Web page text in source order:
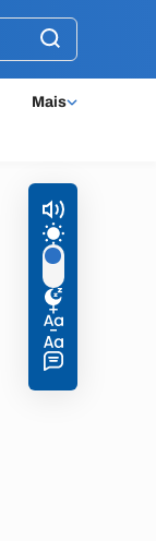
Mais